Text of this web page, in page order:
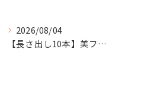
2026/08/04
【長さ出し10本】美フォルムロング×トーンのゴージャスネイル💎